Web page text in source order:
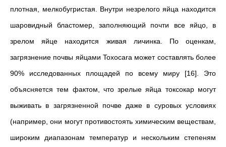
плотная, мелкобугристая. Внутри незрелого яйца находится
шаровидный бластомер, заполняющий почти все яйцо, в
зрелом яйце находится живая личинка. По оценкам,
загрязнение почвы яйцами Toxocara может составлять более
90% исследованных площадей по всему миру [16]. Это
объясняется тем фактом, что зрелые яйца токсокар могут
выживать в загрязненной почве даже в суровых условиях
(например, они могут противостоять химическим веществам,
широким диапазонам температур и нескольким степеням